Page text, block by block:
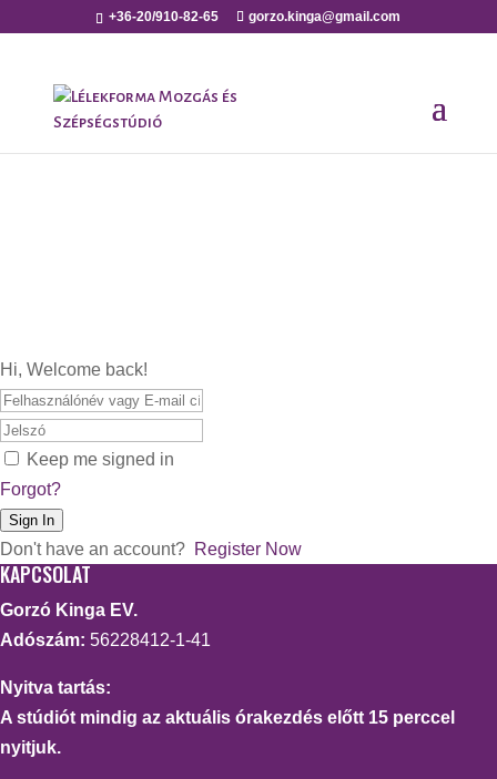
+36-20/910-82-65 gorzo.kinga@gmail.com
Hi, Welcome back!
Keep me signed in
Forgot?
Sign In
Don't have an account? Register Now
KAPCSOLAT
Gorzó Kinga EV.
Adószám: 56228412-1-41
Nyitva tartás:
A stúdiót mindig az aktuális órakezdés előtt 15 perccel
nyitjuk.